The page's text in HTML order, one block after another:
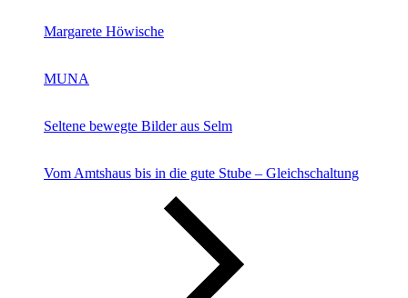
Margarete Höwische
MUNA
Seltene bewegte Bilder aus Selm
Vom Amtshaus bis in die gute Stube – Gleichschaltung